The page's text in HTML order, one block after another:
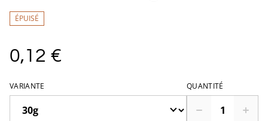
ÉPUISÉ
0,12 €
VARIANTE QUANTITÉ